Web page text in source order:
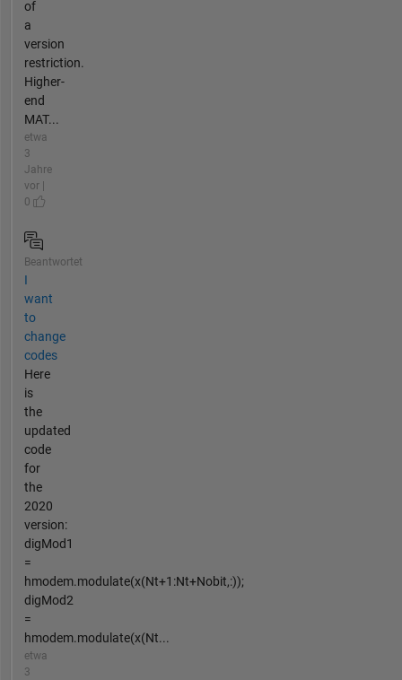
of
a
version
restriction.
Higher-
end
MAT...
etwa
3
Jahre
vor |
0
Beantwortet
I
want
to
change
codes
Here
is
the
updated
code
for
the
2020
version:
digMod1
=
hmodem.modulate(x(Nt+1:Nt+Nobit,:));
digMod2
=
hmodem.modulate(x(Nt...
etwa
3